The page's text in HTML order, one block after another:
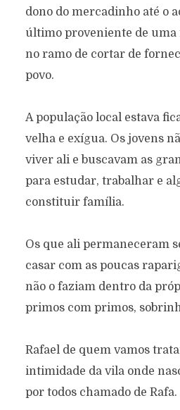
dono do mercadinho até o
último proveniente de
no ramo de cortar de
povo.
A população local estava
velha e exígua. Os jovens
viver ali e buscavam as
para estudar, trabalhar e
constituir família.
Os que ali permaneceram
casar com as poucas
não o faziam dentro da
primos com primos,
Rafael de quem vamos
intimidade da vila onde
por todos chamado de Rafa.